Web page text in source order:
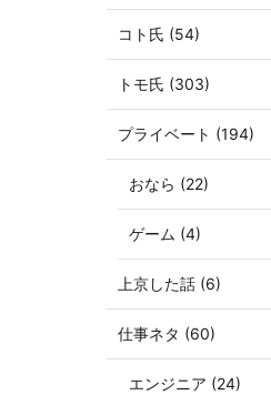
コト氏 (54)
トモ氏 (303)
プライベート (194)
おなら (22)
ゲーム (4)
上京した話 (6)
仕事ネタ (60)
エンジニア (24)